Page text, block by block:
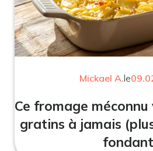
Mickael A.le
Ce fromage
gratins à jamais